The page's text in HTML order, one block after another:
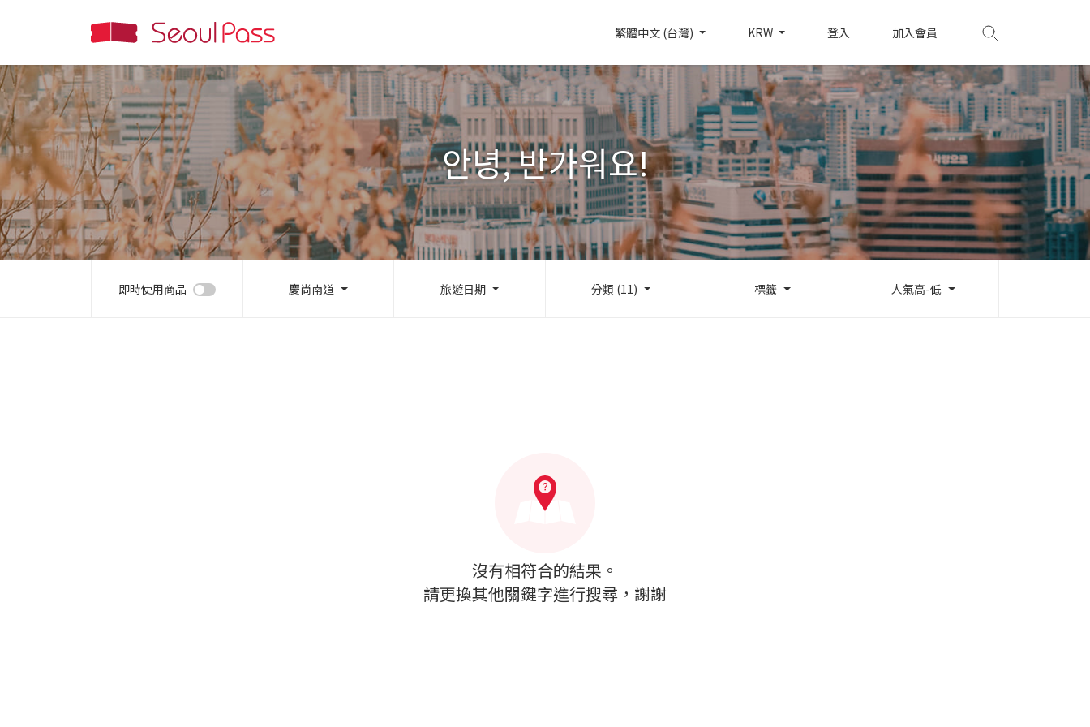
繁體中文 (台灣) KRW 登入 加入會員
안녕, 반가워요!
即時使用商品 慶尚南道 旅遊日期 分類 (11) 標籤 人氣高-低
沒有相符合的結果。
請更換其他關鍵字進行搜尋，謝謝